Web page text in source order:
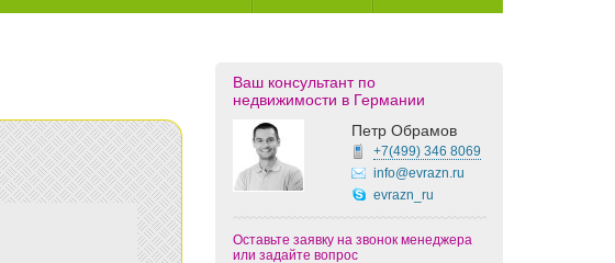
Ваш консультант по
недвижимости в Германии
Петр Обрамов
+7(499)346 8069
info@evrazn.ru
evrazn_ru
Оставьте заявку на звонок менеджера
или задайте вопрос